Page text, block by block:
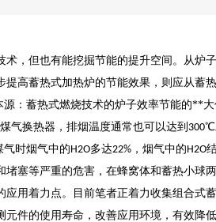
，但也有能挖掘节能的提升空间。从
高蓄热式加热炉的节能效果，则应从蓄
：蓄热式燃烧技术的炉子效率节能的**
气换热器，排烟温度通常也可以达到 300℃
气时烟气中的H2O多达22% ，烟气中的H2O
塞等严重的危害，在蜂窝体和蓄热小
用着力点。目前笔者正着力收集组合
件的使用寿命，改善应用环境，有效降